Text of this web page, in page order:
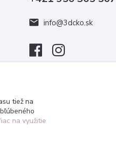
info@3dcko.sk
tiež na
na využitie